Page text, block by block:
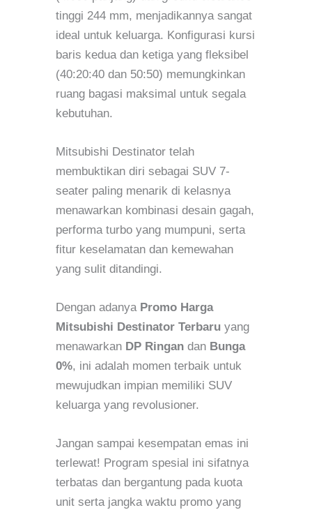
tinggi 244 mm, menjadikannya sangat
ideal untuk keluarga. Konfigurasi kursi
baris kedua dan ketiga yang fleksibel
(40:20:40 dan 50:50) memungkinkan
ruang bagasi maksimal untuk segala
kebutuhan.
Mitsubishi Destinator telah
membuktikan diri sebagai SUV 7-
seater paling menarik di kelasnya
menawarkan kombinasi desain gagah,
performa turbo yang mumpuni, serta
fitur keselamatan dan kemewahan
yang sulit ditandingi.
Dengan adanya Promo Harga
Mitsubishi Destinator Terbaru yang
menawarkan DP Ringan dan Bunga
0%, ini adalah momen terbaik untuk
mewujudkan impian memiliki SUV
keluarga yang revolusioner.
Jangan sampai kesempatan emas ini
terlewat! Program spesial ini sifatnya
terbatas dan bergantung pada kuota
unit serta jangka waktu promo yang